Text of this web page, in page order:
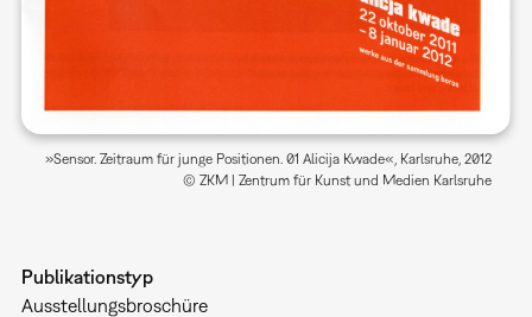
»Sensor. Zeitraum für junge Positionen. 01 Alicija Kwade«, Karlsruhe, 2012
© ZKM | Zentrum für Kunst und Medien Karlsruhe
Publikationstyp
Ausstellungsbroschüre